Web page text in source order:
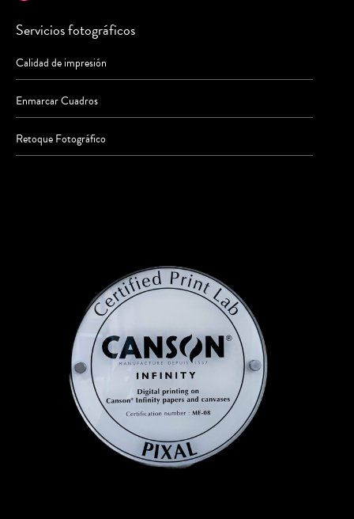
Servicios fotográficos
Calidad de impresión
Enmarcar Cuadros
Retoque Fotográfico